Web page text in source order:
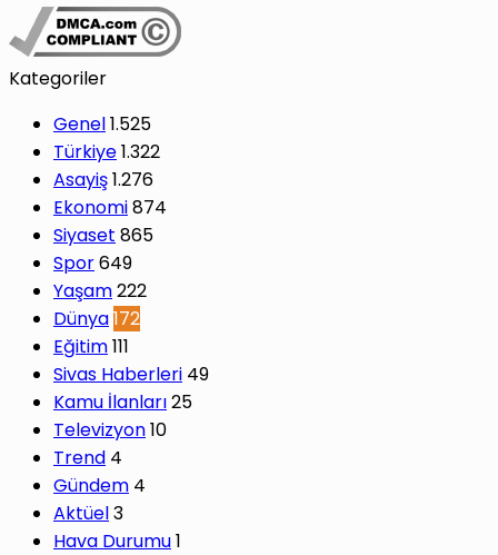
Kategoriler
Genel1.525
Türkiye1.322
Asayiş1.276
Ekonomi874
Siyaset 865
Spor649
Yaşam222
Dünya172
Eğitim111
Sivas Haberleri 49
Kamu İlanları25
Televizyon10
Trend 4
Gündem 4
Aktüel3
Hava Durumu1